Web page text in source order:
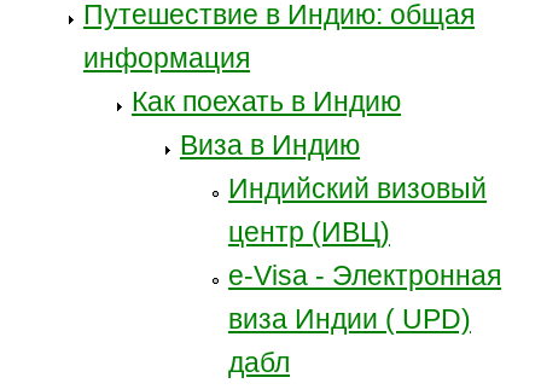
Путешествие в Индию: общая
информация
Как поехать в Индию
Виза в Индию
Индийский визовый
центр (ИВЦ)
e-Visa - Электронная
виза Индии ( UPD)
дабл